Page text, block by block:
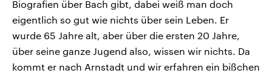
Biografien über Bach gibt, dabei weiß man doch
eigentlich so gut wie nichts über sein Leben. Er
wurde 65 Jahre alt, aber über die ersten 20 Jahre,
über seine ganze Jugend also, wissen wir nichts. Da
kommt er nach Arnstadt und wir erfahren ein bißchen